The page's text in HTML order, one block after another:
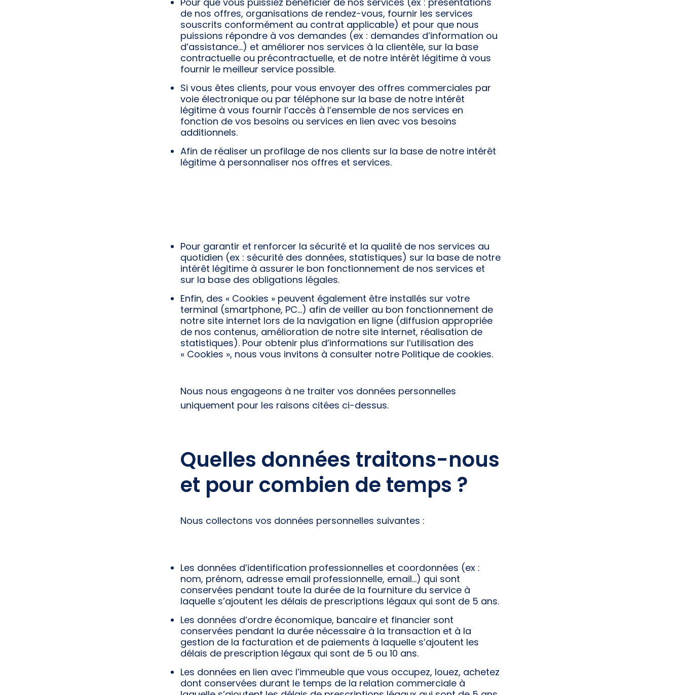
de nos offres, organisations de rendez-vous, fournir les services
souscrits conformément au contrat applicable) et pour que nous
puissions répondre à vos demandes (ex : demandes d’information ou
d’assistance…) et améliorer nos services à la clientèle, sur la base
contractuelle ou précontractuelle, et de notre intérêt légitime à vous
fournir le meilleur service possible.
Si vous êtes clients, pour vous envoyer des offres commerciales par
voie électronique ou par téléphone sur la base de notre intérêt
légitime à vous fournir l’accès à l’ensemble de nos services en
fonction de vos besoins ou services en lien avec vos besoins
additionnels.
Afin de réaliser un profilage de nos clients sur la base de notre intérêt
légitime à personnaliser nos offres et services.
Pour garantir et renforcer la sécurité et la qualité de nos services au
quotidien (ex : sécurité des données, statistiques) sur la base de notre
intérêt légitime à assurer le bon fonctionnement de nos services et
sur la base des obligations légales.
Enfin, des « Cookies » peuvent également être installés sur votre
terminal (smartphone, PC…) afin de veiller au bon fonctionnement de
notre site internet lors de la navigation en ligne (diffusion appropriée
de nos contenus, amélioration de notre site internet, réalisation de
statistiques). Pour obtenir plus d’informations sur l’utilisation des
« Cookies », nous vous invitons à consulter notre Politique de cookies.
Nous nous engageons à ne traiter vos données personnelles
uniquement pour les raisons citées ci-dessus.
Quelles données traitons-nous
et pour combien de temps ?
Nous collectons vos données personnelles suivantes :
Les données d’identification professionnelles et coordonnées (ex :
nom, prénom, adresse email professionnelle, email…) qui sont
conservées pendant toute la durée de la fourniture du service à
laquelle s’ajoutent les délais de prescriptions légaux qui sont de 5 ans.
Les données d’ordre économique, bancaire et financier sont
conservées pendant la durée nécessaire à la transaction et à la
gestion de la facturation et de paiements à laquelle s’ajoutent les
délais de prescription légaux qui sont de 5 ou 10 ans.
Les données en lien avec l’immeuble que vous occupez, louez, achetez
dont conservées durant le temps de la relation commerciale à